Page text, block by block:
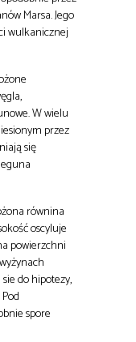
Marsa. Jego
wulkanicznej
W wielu
przez
się
równina
oscyluje
powierzchni
do hipotezy,
spore